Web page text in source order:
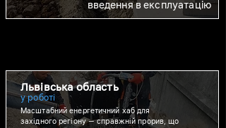
введення в експлуатацію
Львівська область
у роботі
Масштабний енергетичний хаб для
західного регіону — справжній прорив, що